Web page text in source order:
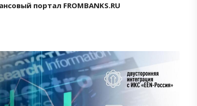
портал FROMBANKS.RU